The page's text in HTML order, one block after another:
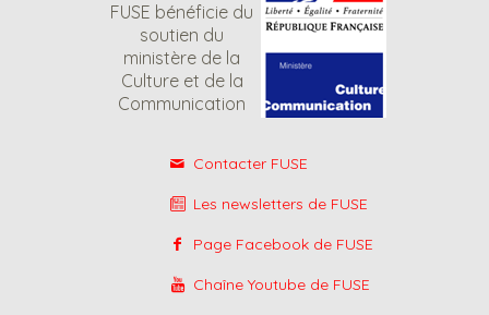
FUSE bénéficie du
soutien du
ministère de la
Culture et de la
Communication
Contacter FUSE
Les newsletters de FUSE
Page Facebook de FUSE
Chaîne Youtube de FUSE